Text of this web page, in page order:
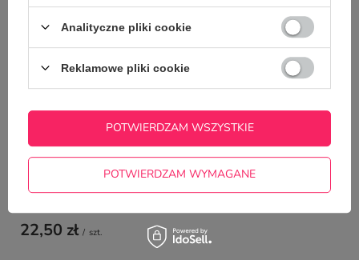
Świąteczny kubek z imieniem i kotkiem -
22,50 zł / szt.
Świąteczny kubek
prezentem
22,50 zł
Analityczne pliki cookie
Reklamowe pliki cookie
POTWIERDZAM WYMAGANE
POTWIERDZAM WSZYSTKIE